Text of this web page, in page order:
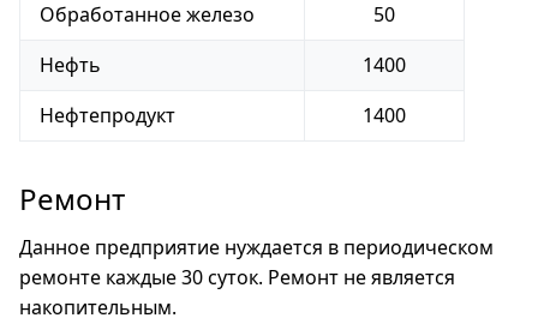
Обработанное железо
50
Нефть
1400
Нефтепродукт
1400
Ремонт
Данное предприятие нуждается в периодическом
ремонте каждые 30 суток. Ремонт не является
накопительным.